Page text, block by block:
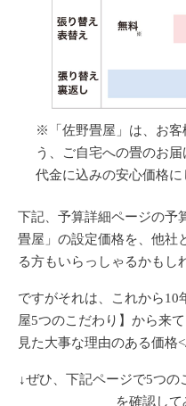
※「佐野畳屋」は、お客
う、
ご自宅への畳のお
代金に込みの安心価格
下記、予算詳細ページの予
畳屋」の設定価格を、他社
る方もいらっしゃるかもし
ですがそれは、
これから10
屋5つのこだわり】から来
見た大事な理由のある価格
↓ぜひ、下記ページで5つ
を確認し